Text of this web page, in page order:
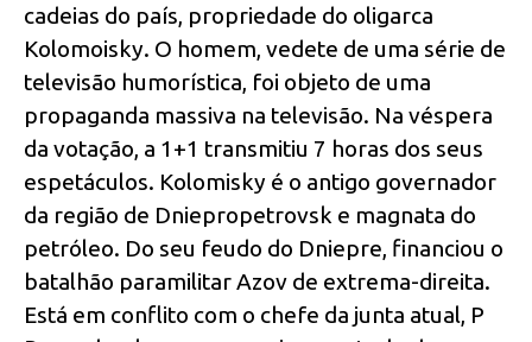
cadeias do país, propriedade do oligarca
Kolomoisky. O homem, vedete de uma série de
televisão humorística, foi objeto de uma
propaganda massiva na televisão. Na véspera
da votação, a 1+1 transmitiu 7 horas dos seus
espetáculos. Kolomisky é o antigo governador
da região de Dniepropetrovsk e magnata do
petróleo. Do seu feudo do Dniepre, financiou o
batalhão paramilitar Azov de extrema-direita.
Está em conflito com o chefe da junta atual, P